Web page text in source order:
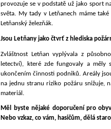
provozuje se v podstatě už jako sport
světa. My tady v Letňanech máme
Letňanský železňák.
Jsou Letňany jako čtvrť z hlediska
Zvláštnost Letňan vyplývala z
letectví), které zde fungovaly a měly
ukončením činnosti podniků. Areály
na jednu stranu riziko požáru snižuje,
materiál.
Měl byste nějaké doporučení pro
Nebo vzkaz, co vám, hasičům, dělá